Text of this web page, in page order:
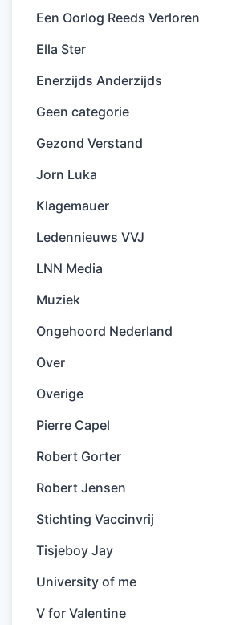
Een Oorlog Reeds Verloren
Ella Ster
Enerzijds Anderzijds
Geen categorie
Gezond Verstand
Jorn Luka
Klagemauer
Ledennieuws VVJ
LNN Media
Muziek
Ongehoord Nederland
Over
Overige
Pierre Capel
Robert Gorter
Robert Jensen
Stichting Vaccinvrij
Tisjeboy Jay
University of me
V for Valentine